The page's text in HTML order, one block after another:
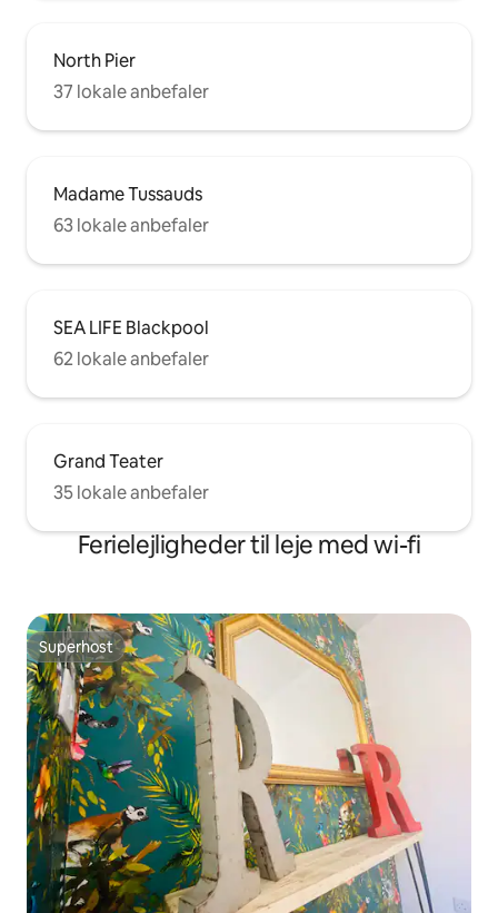
North Pier
37 lokale anbefaler
Madame Tussauds
63 lokale anbefaler
SEA LIFE Blackpool
62 lokale anbefaler
Grand Teater
35 lokale anbefaler
Ferielejligheder til leje med wi-fi
Superhost
Superhost